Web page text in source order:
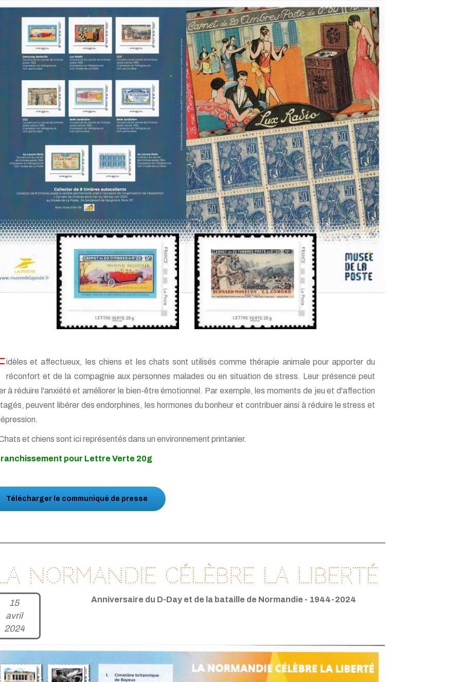
© La Poste
Conception graphique Bruno Ghiringhelli
d'après photos © JL. Klein - ML Hubert, BL
Naturimages et © S. Born / Juniors / Biosphoto
idèles et affectueux, les chiens et les chats sont utilisés comme thérapie animale pour apporter du
réconfort et de la compagnie aux personnes malades ou en situation de stress. Leur présence peut
à réduire l'anxiété et améliorer le bien-être émotionnel. Par exemple, les moments de jeu et d'affection
peuvent libérer des endorphines, les hormones du bonheur et contribuer ainsi à réduire le stress et
et chiens sont ici représentés dans un environnement printanier.
pour Lettre Verte 20g
Télécharger le communiqué de presse
Normandie célèbre la Liberté
15
avril
2024
Anniversaire du D-Day et de la bataille de Normandie - 1944-2024